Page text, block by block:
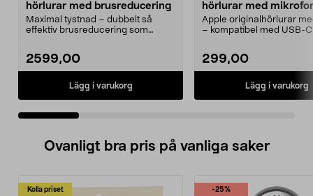
hörlurar med brusreducering
Maximal tystnad – dubbelt så
effektiv brusreducering som
2599,00
Lägg i varukorg
hörlurar med
Apple originalhörlurar
– kompatibel med USB-
299,00
Lägg i varukorg
Ovanligt bra pris på vanliga saker
Kolla priset -25%